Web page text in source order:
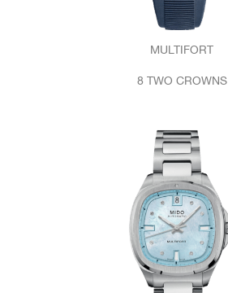
MULTIFORT
8 TWO CROWNS